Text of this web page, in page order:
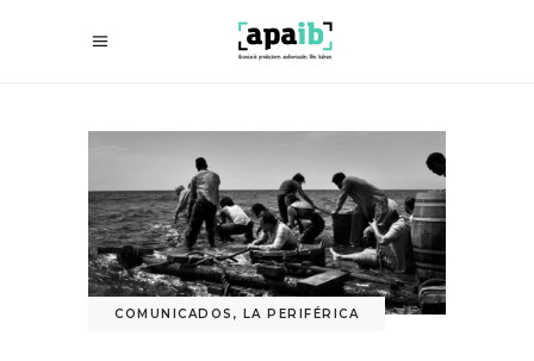
COMUNICADOS , LA PERIFÉRICA